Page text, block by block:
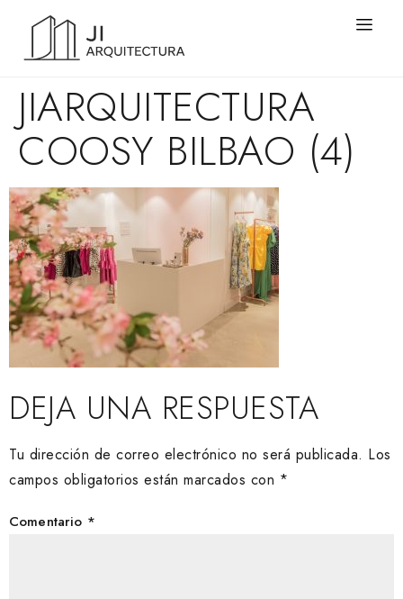
JIARQUITECTURA
COOSY BILBAO (4)
DEJA UNA RESPUESTA
Tu dirección de correo electrónico no será publicada. Los
campos obligatorios están marcados con *
Comentario *